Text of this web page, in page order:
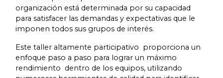
organización está determinada por su capacidad
para satisfacer las demandas y expectativas que le
imponen todos sus grupos de interés.
Este taller altamente participativo proporciona un
enfoque paso a paso para lograr un máximo
rendimiento dentro de los equipos, utilizando